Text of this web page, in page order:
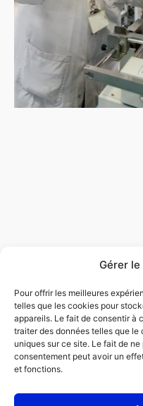
Gérer
Pour offrir les meilleures
telles que les cookies pour
appareils. Le fait de consentir à
traiter des données telles que
uniques sur ce site. Le fait de
consentement peut avoir un
et fonctions.